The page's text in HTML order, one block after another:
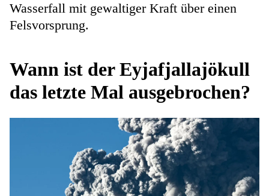
Wasserfall mit gewaltiger Kraft über einen
Felsvorsprung.
Wann ist der Eyjafjallajökull
das letzte Mal ausgebrochen?